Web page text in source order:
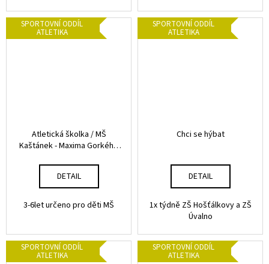
SPORTOVNÍ ODDÍL
ATLETIKA
Atletická školka / MŠ
Kaštánek - Maxima Gorkého
DETAIL
3-6let určeno pro děti MŠ
SPORTOVNÍ ODDÍL
ATLETIKA
Chci se hýbat
DETAIL
1x týdně ZŠ Hošťálkovy a ZŠ
Úvalno
SPORTOVNÍ ODDÍL
ATLETIKA
SPORTOVNÍ ODDÍL
ATLETIKA